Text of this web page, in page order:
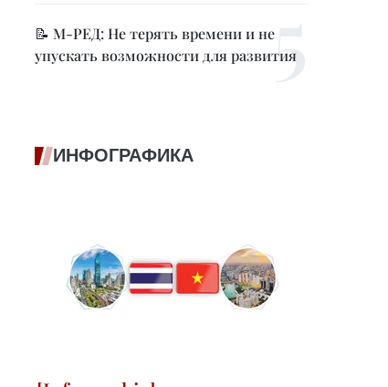
📝 М-РЕД: Не терять времени и не
упускать возможности для развития
ИНФОГРАФИКА